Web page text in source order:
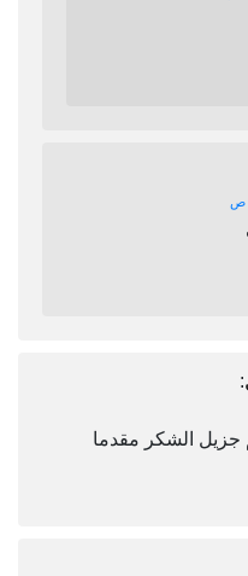
:
جزيل الشكر مقدما